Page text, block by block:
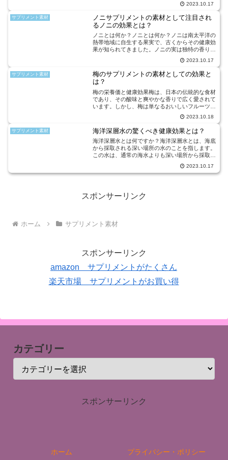
に含まれており、免疫力の向上や病気の予防に役
立つとされています。...
2023.10.17
サプリメント素材
ノニサプリメントの素材として注目され
るノニの効果とは？
ノニとは何か？ノニとは何か？ノニは南太平洋の
熱帯地域に自生する果実で、古くからその健康効
果が知られてきました。ノニの実は独特の香りと
が、その栄養素を凝縮したノニサプリメントが注
目されています。ノニに...
2023.10.17
サプリメント素材
梅のサプリメントの素材としての効果と
は？
梅の栄養価と健康効果梅は、日本の伝統的な食材
であり、その酸味と爽やかな香りで広く愛されて
います。しかし、梅は単なるおいしいフルーツだ
けでなく、豊富な栄養素を含んでおり、健康に
様々な効果をもたらすことが知られています。梅
の主な栄養素の一つはビ...
2023.10.18
サプリメント素材 海洋深層水の驚くべき健康効果とは？
海洋深層水とは何ですか？海洋深層水とは、海底
から採取される深い場所の水のことを指します。
この水は、通常の海水よりも深い場所から採取さ
す。海洋深層水は、その特殊な成分から健康に
様々な効果をもたらすと...
2023.10.17
スポンサーリンク
ホーム サプリメント素材
スポンサーリンク
amazon サプリメントがたくさん
楽天市場 サプリメントがお買い得
カテゴリー
スポンサーリンク
ホーム プライバシー・ポリシー